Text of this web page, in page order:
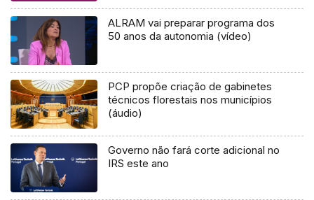
ALRAM vai preparar programa dos
50 anos da autonomia (vídeo)
PCP propõe criação de gabinetes
técnicos florestais nos municípios
(áudio)
Governo não fará corte adicional no
IRS este ano